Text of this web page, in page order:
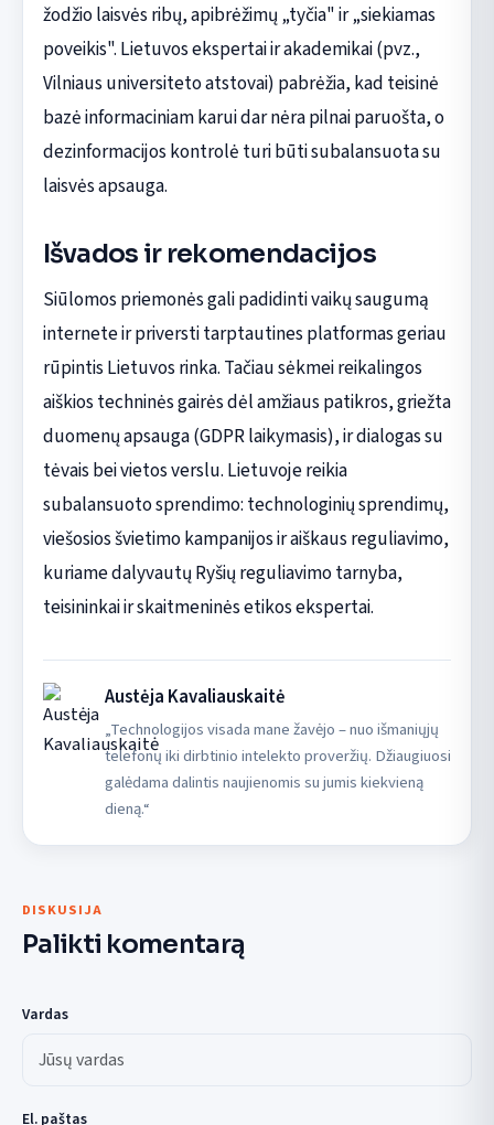
žodžio laisvės ribų, apibrėžimų „tyčia" ir „siekiamas
poveikis". Lietuvos ekspertai ir akademikai (pvz.,
Vilniaus universiteto atstovai) pabrėžia, kad teisinė
bazė informaciniam karui dar nėra pilnai paruošta, o
dezinformacijos kontrolė turi būti subalansuota su
laisvės apsauga.
Išvados ir rekomendacijos
Siūlomos priemonės gali padidinti vaikų saugumą
internete ir priversti tarptautines platformas geriau
rūpintis Lietuvos rinka. Tačiau sėkmei reikalingos
aiškios techninės gairės dėl amžiaus patikros, griežta
duomenų apsauga (GDPR laikymasis), ir dialogas su
tėvais bei vietos verslu. Lietuvoje reikia
subalansuoto sprendimo: technologinių sprendimų,
viešosios švietimo kampanijos ir aiškaus reguliavimo,
kuriame dalyvautų Ryšių reguliavimo tarnyba,
teisininkai ir skaitmeninės etikos ekspertai.
Austėja Kavaliauskaitė
„Technologijos visada mane žavėjo – nuo išmaniųjų
telefonų iki dirbtinio intelekto proveržių. Džiaugiuosi
galėdama dalintis naujienomis su jumis kiekvieną
dieną.“
DISKUSIJA
Palikti komentarą
Vardas
El. paštas